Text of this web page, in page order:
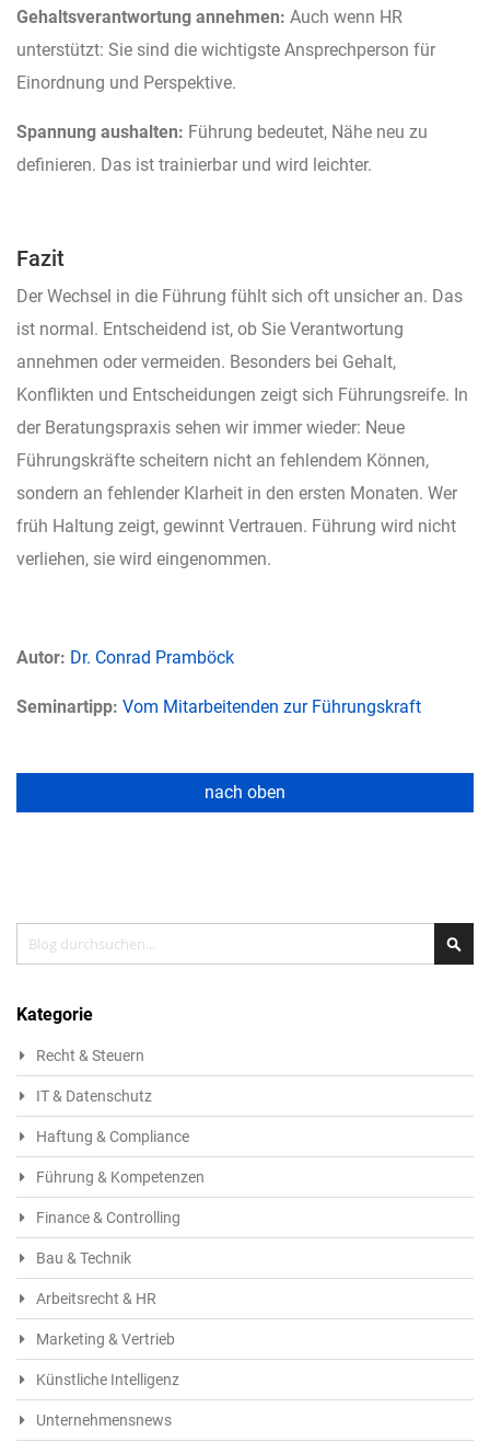
Gehaltsverantwortung annehmen: Auch wenn HR
unterstützt: Sie sind die wichtigste Ansprechperson für
Einordnung und Perspektive.
Spannung aushalten: Führung bedeutet, Nähe neu zu
definieren. Das ist trainierbar und wird leichter.
Fazit
Der Wechsel in die Führung fühlt sich oft unsicher an. Das
ist normal. Entscheidend ist, ob Sie Verantwortung
annehmen oder vermeiden. Besonders bei Gehalt,
Konflikten und Entscheidungen zeigt sich Führungsreife. In
der Beratungspraxis sehen wir immer wieder: Neue
Führungskräfte scheitern nicht an fehlendem Können,
sondern an fehlender Klarheit in den ersten Monaten. Wer
früh Haltung zeigt, gewinnt Vertrauen. Führung wird nicht
verliehen, sie wird eingenommen.
Autor: Dr. Conrad Pramböck
Seminartipp: Vom Mitarbeitenden zur Führungskraft
nach oben
Kategorie
Recht & Steuern
IT & Datenschutz
Haftung & Compliance
Führung & Kompetenzen
Finance & Controlling
Bau & Technik
Arbeitsrecht & HR
Marketing & Vertrieb
Künstliche Intelligenz
Unternehmensnews